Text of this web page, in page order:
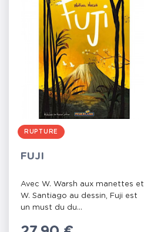
RUPTURE
FUJI
Avec W. Warsh aux manettes et
W. Santiago au dessin, Fuji est
un must du du...